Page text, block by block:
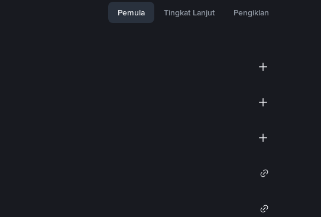
Pemula Tingkat Lanjut Pengiklan